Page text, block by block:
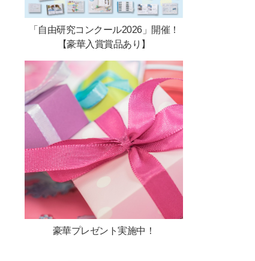
「自由研究コンクール2026」開催！
【豪華入賞賞品あり】
豪華プレゼント実施中！